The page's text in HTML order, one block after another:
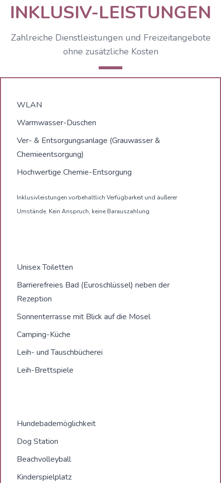
INKLUSIV-LEISTUNGEN
Zahlreiche Dienstleistungen und Freizeitangebote
ohne zusätzliche Kosten
WLAN
Warmwasser-Duschen
Ver- & Entsorgungsanlage (Grauwasser &
Chemieentsorgung)
Hochwertige Chemie-Entsorgung
Inklusivleistungen vorbehaltlich Verfügbarkeit und äußerer
Umstände. Kein Anspruch, keine Barauszahlung
Unisex Toiletten
Barrierefreies Bad (Euroschlüssel) neben der
Rezeption
Sonnenterrasse mit Blick auf die Mosel
Camping-Küche
Leih- und Tauschbücherei
Leih-Brettspiele
Hundebademöglichkeit
Dog Station
Beachvolleyball
Kinderspielplatz